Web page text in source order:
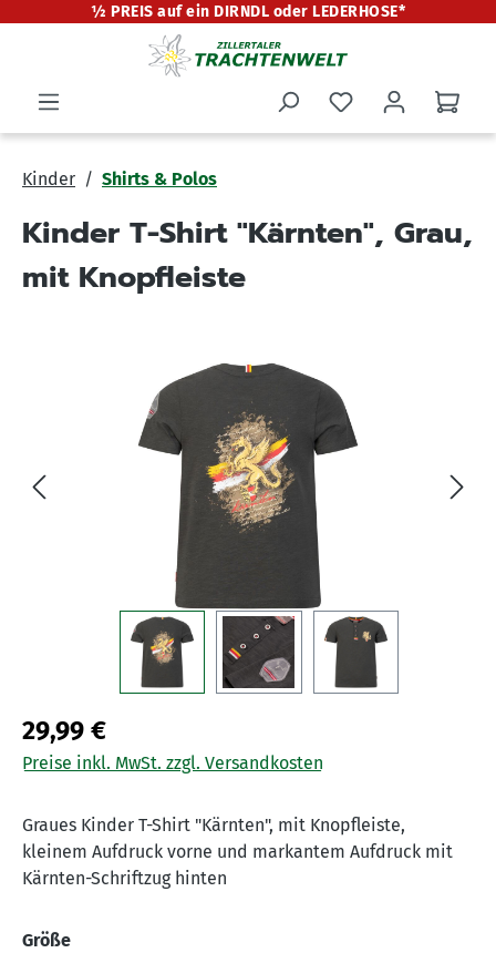
springen
½ PREIS auf ein DIRNDL oder LEDERHOSE*
Kinder Shirts & Polos
Kinder T-Shirt "Kärnten", Grau,
mit Knopfleiste
Bildergalerie überspringen
29,99 €
Preise inkl. MwSt. zzgl. Versandkosten
Graues Kinder T-Shirt "Kärnten", mit Knopfleiste,
kleinem Aufdruck vorne und markantem Aufdruck mit
Kärnten-Schriftzug hinten
Größeauswählen